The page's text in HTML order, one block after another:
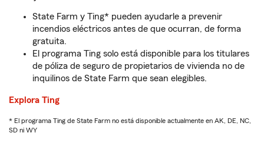
State Farm y Ting* pueden ayudarle a prevenir
incendios eléctricos antes de que ocurran, de forma
gratuita.
El programa Ting solo está disponible para los titulares
de póliza de seguro de propietarios de vivienda no de
inquilinos de State Farm que sean elegibles.
Explora Ting
* El programa Ting de State Farm no está disponible actualmente en AK, DE, NC,
SD ni WY